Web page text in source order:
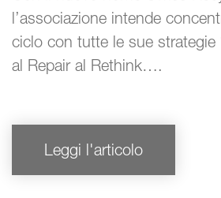
l’associazione intende
ciclo con tutte le sue strategie
al Repair al Rethink….
Leggi l'articolo